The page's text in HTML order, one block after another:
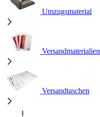
Umzugsmaterial
Versandmaterialien
Versandtaschen